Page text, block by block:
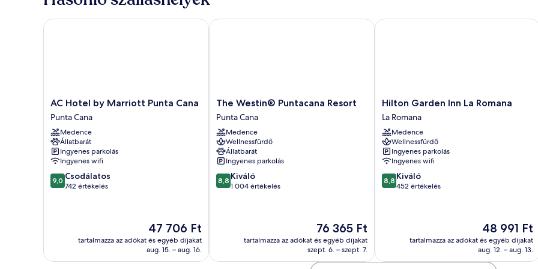
részletei
AC
Hotel
by
Marriott
Punta
Cana
Punta
Cana
AC Hotel by Marriott Punta Cana
Punta Cana
Medence
Állatbarát
Ingyenes parkolás
Ingyenes wifi
9.0
ennyiből:
9,0 Csodálatos
742 értékelés
Az
ár
47 706 Ft
47 706 Ft
tartalmazza az adókat és egyéb díjakat
aug. 15. – aug. 16.
AC Hotel by Marriott Punta Cana
The
Westin®
Puntacana
Resort
Punta
Cana
The Westin® Puntacana Resort
Punta Cana
Medence
Wellnessfürdő
Állatbarát
Ingyenes parkolás
8.8
ennyiből:
8,8 Kiváló
1 004 értékelés
Az
ár
76 365 Ft
76 365 Ft
tartalmazza az adókat és egyéb díjakat
szept. 6. – szept. 7.
The Westin® Puntacana Resort
Hilton
Garden
Inn
La
Romana
La
Romana
Hilton Garden Inn La Romana
La Romana
Medence
Wellnessfürdő
Ingyenes parkolás
Ingyenes wifi
8.8
ennyiből:
8,8 Kiváló
452 értékelés
Az
ár
48 991 Ft
48 991 Ft
tartalmazza az adókat és egyéb díjakat
aug. 12. – aug. 13.
Hilton Garden Inn La Romana